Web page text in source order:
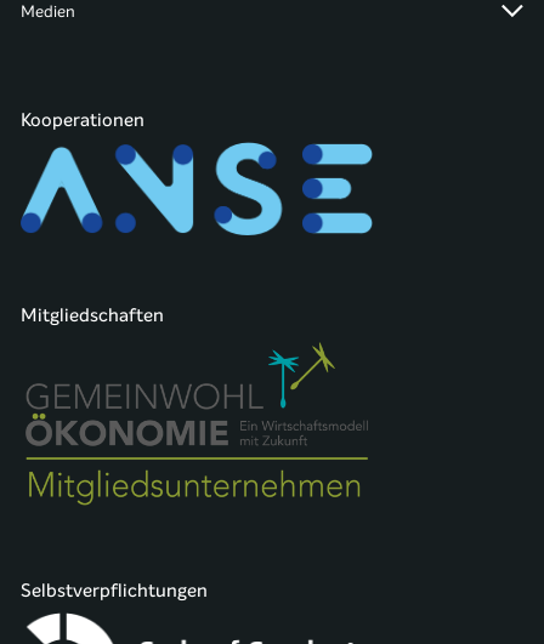
Medien
Kooperationen
Mitgliedschaften
Selbstverpflichtungen